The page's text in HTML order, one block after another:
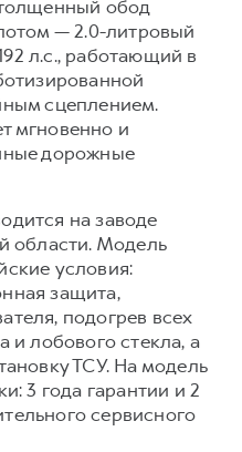
обод
— 2.0-литровый
л.с., работающий в
сцеплением.
мгновенно и
дорожные
на заводе
области. Модель
условия:
защита,
подогрев всех
и лобового стекла, а
ТСУ. На модель
3 года гарантии и 2
сервисного